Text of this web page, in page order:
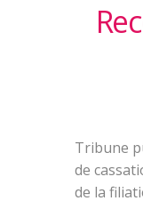
Tribune
de
de la